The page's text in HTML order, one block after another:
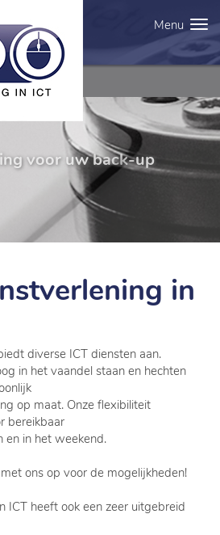
voor uw back-up
in
diverse ICT diensten aan.
in het vaandel staan en hechten
op maat. Onze flexibiliteit
bereikbaar
en in het weekend.
ons op voor de mogelijkheden!
ICT heeft ook een zeer uitgebreid